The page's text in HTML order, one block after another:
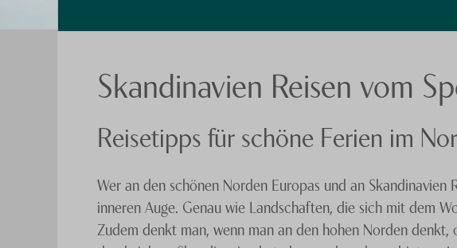
Skandinavien Reisen vom
Reisetipps für schöne Ferien im
Wer an den schönen Norden Europas und an
inneren Auge. Genau wie Landschaften, die sich mit dem
Zudem denkt man, wenn man an den hohen Norden